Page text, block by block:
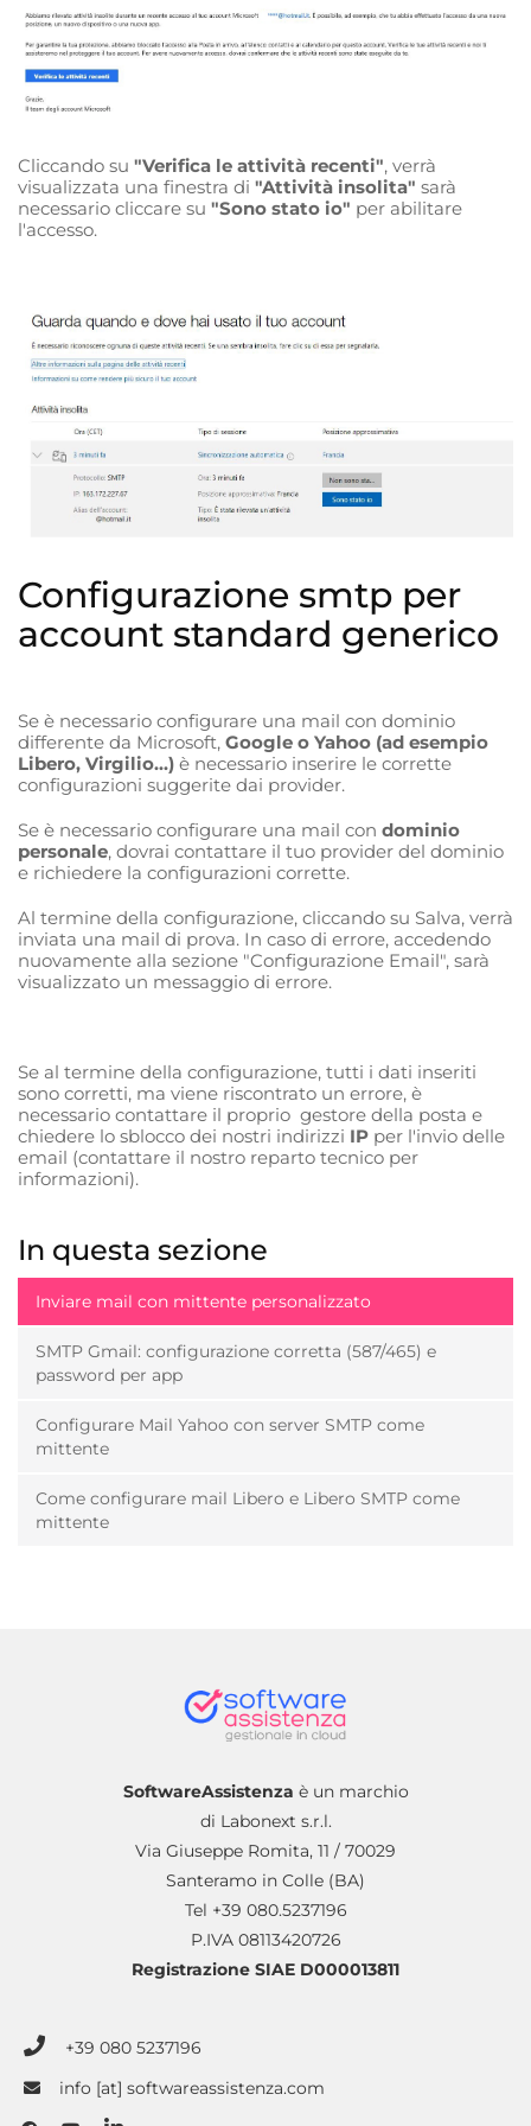
Cliccando su "Verifica le attività recenti", verrà
visualizzata una finestra di "Attività insolita" sarà
necessario cliccare su "Sono stato io" per abilitare
l'accesso.
Configurazione smtp per
account standard generico
Se è necessario configurare una mail con dominio
differente da Microsoft, Google o Yahoo (ad esempio
Libero, Virgilio...) è necessario inserire le corrette
configurazioni suggerite dai provider.
Se è necessario configurare una mail con dominio
personale, dovrai contattare il tuo provider del dominio
e richiedere la configurazioni corrette.
Al termine della configurazione, cliccando su Salva, verrà
inviata una mail di prova. In caso di errore, accedendo
nuovamente alla sezione "Configurazione Email", sarà
visualizzato un messaggio di errore.
Se al termine della configurazione, tutti i dati inseriti
sono corretti, ma viene riscontrato un errore, è
necessario contattare il proprio gestore della posta e
chiedere lo sblocco dei nostri indirizzi IP per l'invio delle
email (contattare il nostro reparto tecnico per
informazioni).
In questa sezione
Inviare mail con mittente personalizzato
SMTP Gmail: configurazione corretta (587/465) e
password per app
Configurare Mail Yahoo con server SMTP come
mittente
Come configurare mail Libero e Libero SMTP come
mittente
SoftwareAssistenza è un marchio
di Labonext s.r.l.
Via Giuseppe Romita, 11 / 70029
Santeramo in Colle (BA)
Tel +39 080.5237196
P.IVA 08113420726
Registrazione SIAE D000013811
+39 080 5237196
info [at] softwareassistenza.com